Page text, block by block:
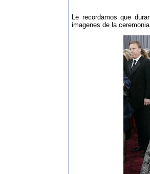
Le recordamos que
imagenes de la